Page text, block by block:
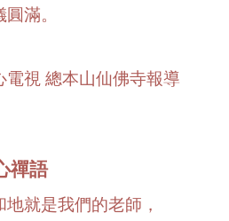
滿。
電視 總本山仙佛寺報導
禪語
地就是我們的老師，